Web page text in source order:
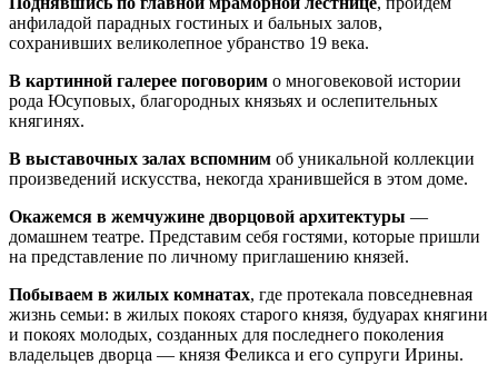
анфиладой парадных гостиных и бальных залов,
сохранивших великолепное убранство 19 века.
В картинной галерее поговорим о многовековой истории
рода Юсуповых, благородных князьях и ослепительных
княгинях.
В выставочных залах вспомним об уникальной коллекции
произведений искусства, некогда хранившейся в этом доме.
Окажемся в жемчужине дворцовой архитектуры —
домашнем театре. Представим себя гостями, которые пришли
на представление по личному приглашению князей.
Побываем в жилых комнатах, где протекала повседневная
жизнь семьи: в жилых покоях старого князя, будуарах княгини
и покоях молодых, созданных для последнего поколения
владельцев дворца — князя Феликса и его супруги Ирины.